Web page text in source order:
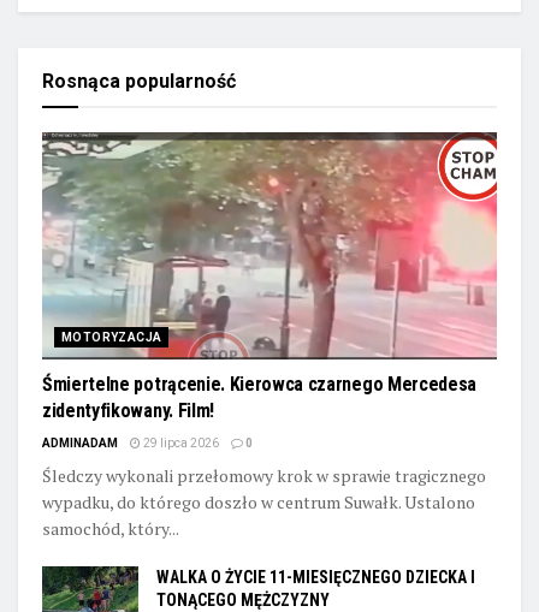
Rosnąca popularność
MOTORYZACJA
Śmiertelne potrącenie. Kierowca czarnego Mercedesa
zidentyfikowany. Film!
ADMINADAM 29 lipca 2026 0
Śledczy wykonali przełomowy krok w sprawie tragicznego
wypadku, do którego doszło w centrum Suwałk. Ustalono
samochód, który...
WALKA O ŻYCIE 11-MIESIĘCZNEGO DZIECKA I
TONĄCEGO MĘŻCZYZNY